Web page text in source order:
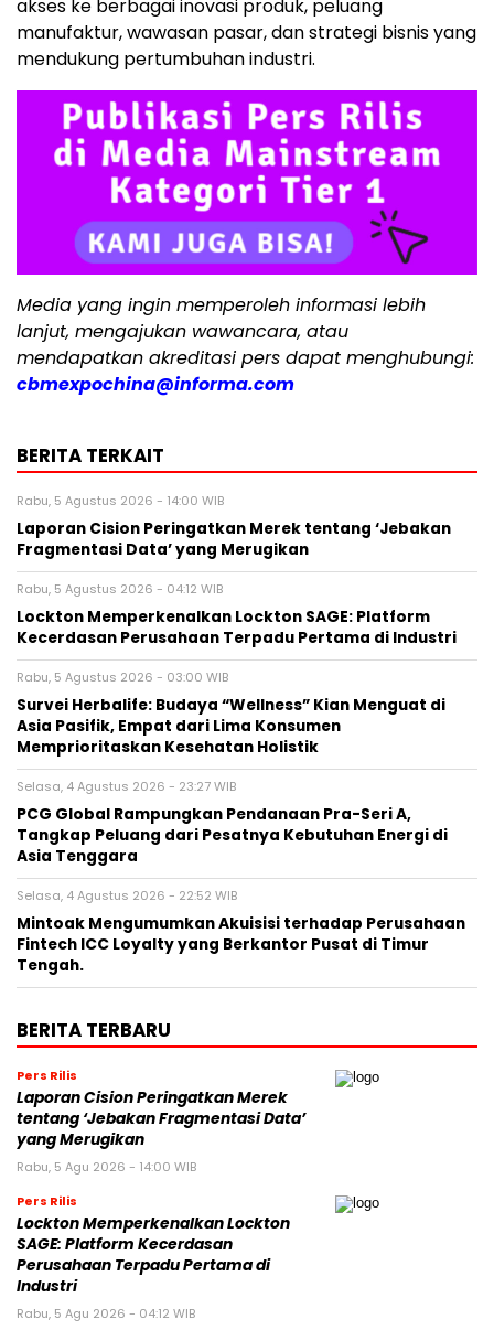
akses ke berbagai inovasi produk, peluang
manufaktur, wawasan pasar, dan strategi bisnis yang
mendukung pertumbuhan industri.
Media yang ingin memperoleh informasi lebih
lanjut, mengajukan wawancara, atau
mendapatkan akreditasi pers dapat menghubungi:
cbmexpochina@informa.com
BERITA TERKAIT
Rabu, 5 Agustus 2026 - 14:00 WIB
Laporan Cision Peringatkan Merek tentang ‘Jebakan
Fragmentasi Data’ yang Merugikan
Rabu, 5 Agustus 2026 - 04:12 WIB
Lockton Memperkenalkan Lockton SAGE: Platform
Kecerdasan Perusahaan Terpadu Pertama di Industri
Rabu, 5 Agustus 2026 - 03:00 WIB
Survei Herbalife: Budaya “Wellness” Kian Menguat di
Asia Pasifik, Empat dari Lima Konsumen
Memprioritaskan Kesehatan Holistik
Selasa, 4 Agustus 2026 - 23:27 WIB
PCG Global Rampungkan Pendanaan Pra-Seri A,
Tangkap Peluang dari Pesatnya Kebutuhan Energi di
Asia Tenggara
Selasa, 4 Agustus 2026 - 22:52 WIB
Mintoak Mengumumkan Akuisisi terhadap Perusahaan
Fintech ICC Loyalty yang Berkantor Pusat di Timur
Tengah.
BERITA TERBARU
Pers Rilis
Laporan Cision Peringatkan Merek
tentang ‘Jebakan Fragmentasi Data’
yang Merugikan
Rabu, 5 Agu 2026 - 14:00 WIB
Pers Rilis
Lockton Memperkenalkan Lockton
SAGE: Platform Kecerdasan
Perusahaan Terpadu Pertama di
Industri
Rabu, 5 Agu 2026 - 04:12 WIB